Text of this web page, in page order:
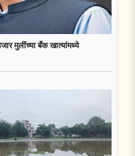
मुलींच्या बँक खात्यांमध्ये